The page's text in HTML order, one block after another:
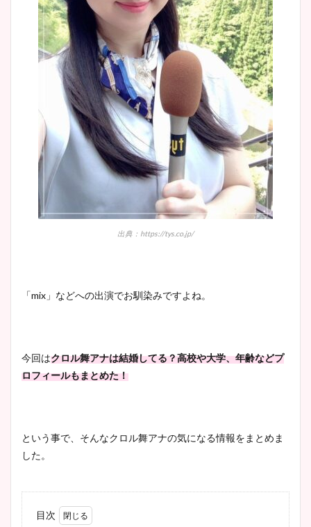
出典：https://tys.co.jp/
「mix」などへの出演でお馴染みですよね。
今回はクロル舞アナは結婚してる？高校や大学、年齢などプ
ロフィールもまとめた！
という事で、そんなクロル舞アナの気になる情報をまとめま
した。
目次